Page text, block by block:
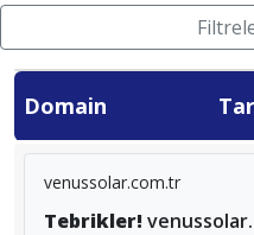
Domain
venussolar.com.tr
Tebrikler!